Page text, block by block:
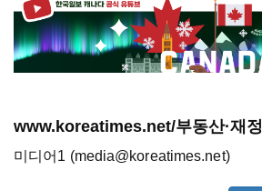
www.koreatimes.net/부동산·재정
미디어1 (media@koreatimes.net)